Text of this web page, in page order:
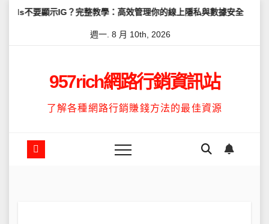
Skip完整教學：高效管理你的線上隱私與數據安全 怎麼讓
週一. 8 月 10th, 2026
957rich網路行銷資訊站
了解各種網路行銷賺錢方法的最佳資源